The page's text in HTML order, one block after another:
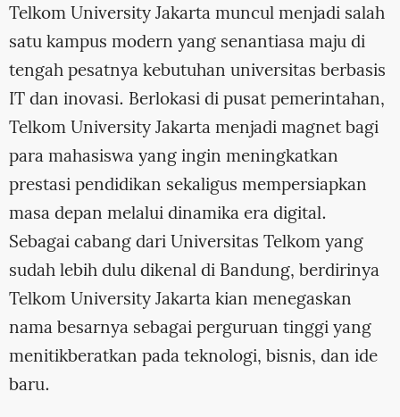
Telkom University Jakarta muncul menjadi salah
satu kampus modern yang senantiasa maju di
tengah pesatnya kebutuhan universitas berbasis
IT dan inovasi. Berlokasi di pusat pemerintahan,
Telkom University Jakarta menjadi magnet bagi
para mahasiswa yang ingin meningkatkan
prestasi pendidikan sekaligus mempersiapkan
masa depan melalui dinamika era digital.
Sebagai cabang dari Universitas Telkom yang
sudah lebih dulu dikenal di Bandung, berdirinya
Telkom University Jakarta kian menegaskan
nama besarnya sebagai perguruan tinggi yang
menitikberatkan pada teknologi, bisnis, dan ide
baru.